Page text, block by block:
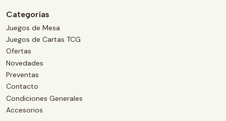
Categorías
Juegos de Mesa
Juegos de Cartas TCG
Ofertas
Novedades
Preventas
Contacto
Condiciones Generales
Accesorios